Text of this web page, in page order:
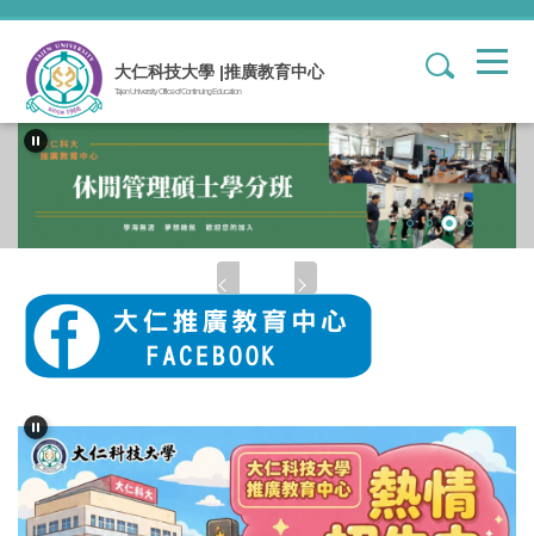
跳
主
要
容
大仁科技大學 |推廣教育中心
Tajen University Office of Continuing Education
1